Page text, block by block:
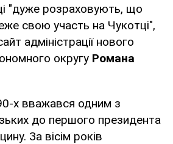
"дуже розраховують, що
свою участь на Чукотці",
адміністрації нового
округу Романа
х вважався одним з
до першого президента
За вісім років